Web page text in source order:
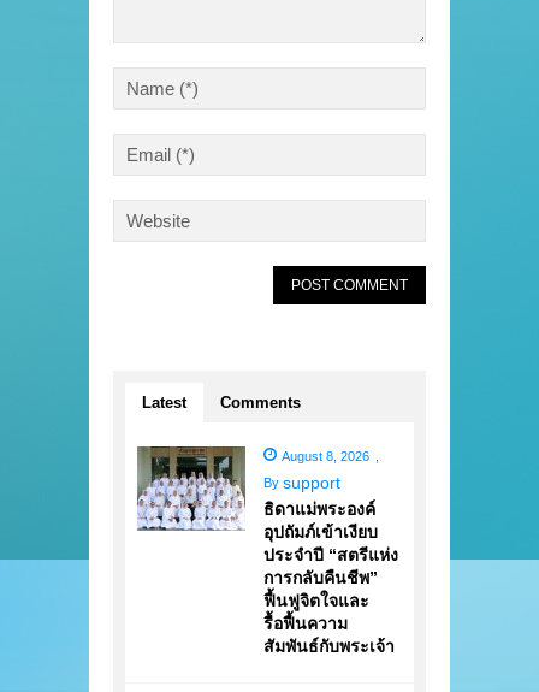
Latest Comments
August 8, 2026
By support
ธิดาแม่พระองค์
อุปถัมภ์เข้าเงียบ
ประจำปี “สตรีแห่ง
การกลับคืนชีพ”
ฟื้นฟูจิตใจและ
รื้อฟื้นความ
สัมพันธ์กับพระเจ้า